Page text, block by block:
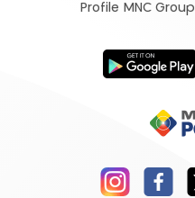
Profile MNC Group